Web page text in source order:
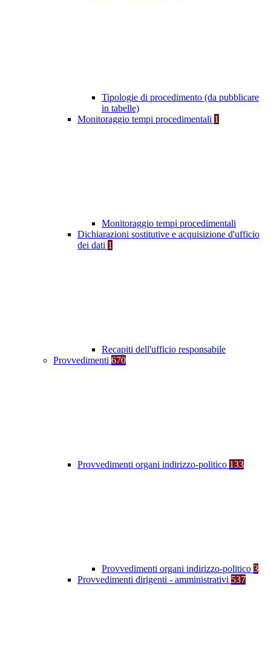
Tipologie di procedimento (da pubblicare
in tabelle)
Monitoraggio tempi procedimentali 1
Monitoraggio tempi procedimentali
Dichiarazioni sostitutive e acquisizione d'ufficio
dei dati 1
Recapiti dell'ufficio responsabile
Provvedimenti 670
Provvedimenti organi indirizzo-politico 133
Provvedimenti organi indirizzo-politico 3
Provvedimenti dirigenti - amministrativi 537